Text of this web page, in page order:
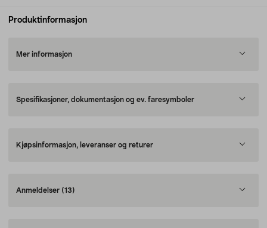
Produktinformasjon
Mer informasjon
Spesifikasjoner, dokumentasjon og ev. faresymboler
Kjøpsinformasjon, leveranser og returer
Anmeldelser (13)